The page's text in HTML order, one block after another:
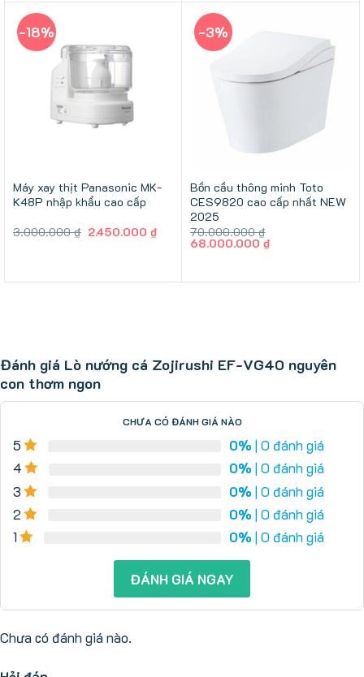
-18%
Máy xay thịt Panasonic MK-
K48P nhập khẩu cao cấp
3.000.000₫ Giá
2.450.000₫
-3%
Bồn cầu thông minh Toto
CES9820 cao cấp nhất NEW
2025
70.000.000₫
Giá
68.000.000 ₫Giá
Đánh giá Lò nướng cá Zojirushi EF-VG40 nguyên
con thơm ngon
CHƯA CÓ ĐÁNH GIÁ NÀO
5 0% | 0 đánh giá
4
0% | 0 đánh giá
3
0% | 0 đánh giá
2
0% | 0 đánh giá
1
0% | 0 đánh giá
ĐÁNH GIÁ NGAY
Chưa có đánh giá nào.